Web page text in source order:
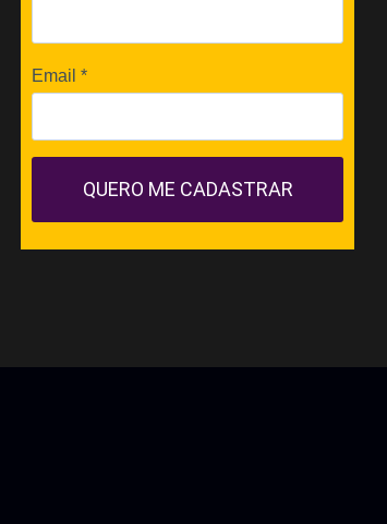
Email *
QUERO ME CADASTRAR